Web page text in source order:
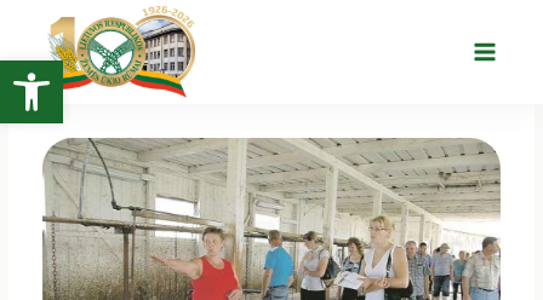
Open toolbar
turinio
Main